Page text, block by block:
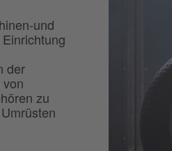
und
der
zu